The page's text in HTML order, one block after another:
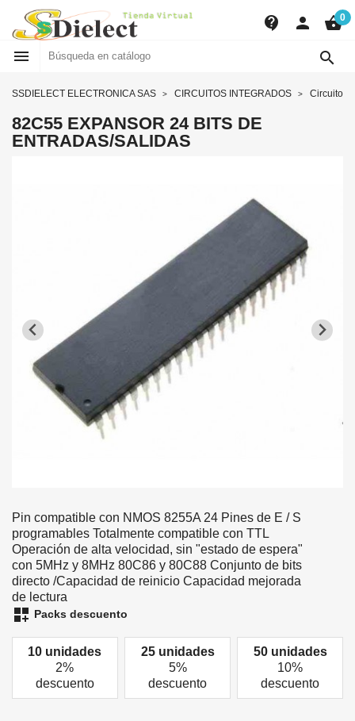
contact_support person shopping_basket0
 
SSDIELECT ELECTRONICA SAS CIRCUITOS INTEGRADOS Circuitos
82C55 EXPANSOR 24 BITS DE
ENTRADAS/SALIDAS
Pin compatible con NMOS 8255A 24 Pines de E / S
programables Totalmente compatible con TTL
Operación de alta velocidad, sin "estado de espera"
con 5MHz y 8MHz 80C86 y 80C88 Conjunto de bits
directo /Capacidad de reinicio Capacidad mejorada
de lectura
dashboard_customize Packs descuento
10 unidades
2%
descuento
25 unidades
5%
descuento
50 unidades
10%
descuento